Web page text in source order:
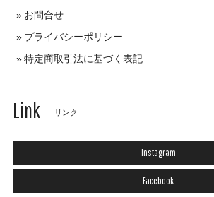
お問合せ
プライバシーポリシー
特定商取引法に基づく表記
Link リンク
Instagram
Facebook